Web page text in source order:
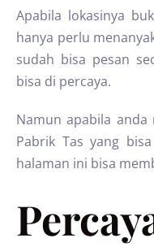
Apabila lokasinya
hanya perlu
sudah bisa pesan
bisa di percaya.
Namun apabila
Pabrik Tas yang
halaman ini bisa